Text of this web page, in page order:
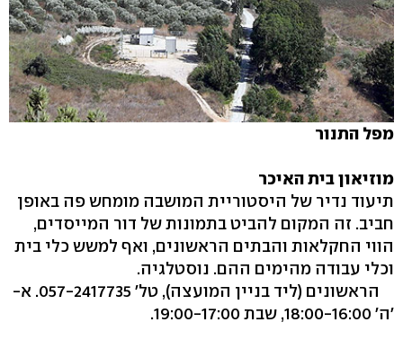
מפל התנור
מוזיאון בית האיכר
תיעוד נדיר של היסטוריית המושבה מומחש פה באופן
חביב. זה המקום להביט בתמונות של דור המייסדים,
הווי החקלאות והבתים הראשונים, ואף למשש כלי בית
וכלי עבודה מהימים ההם. נוסטלגיה.
הראשונים (ליד בניין המועצה‭,(‬ טל' ‭.057-2417735‬ א‭-
'‬ה' ‭,18:00-16:00‬ שבת ‭.19:00-17:00‬